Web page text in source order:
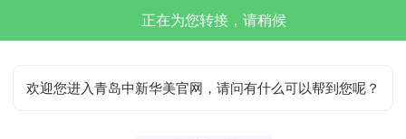
正在为您转接，请稍候
欢迎您进入青岛中新华美官网，请问有什么可以帮到您呢？